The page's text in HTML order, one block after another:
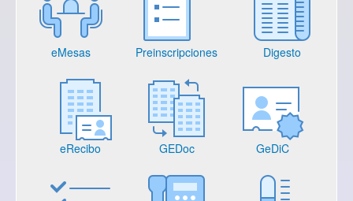
eMesas Preinscripciones Digesto
eRecibo GEDoc GeDiC